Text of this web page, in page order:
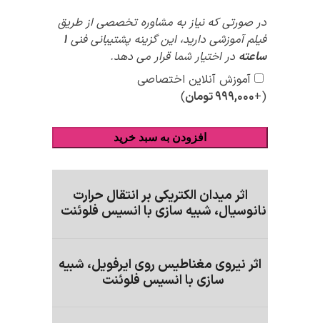
اثر نیروی مغناطیس روی ایرفویل، شبیه
سازی با انسیس فلوئنت
اثر میدان الکتریکی بر انتقال حرارت
نانوسیال، شبیه سازی با انسیس فلوئنت
پیشنهادات
ویژه
در صورتی که نیاز به مشاوره تخصصی از طریق
فیلم آموزشی دارید، این گزینه پشتیبانی فنی 1
ساعته در اختیار شما قرار می دهد.
آموزش آنلاین اختصاصی
(+۹۹۹,۰۰۰تومان)
افزودن به سبد خرید